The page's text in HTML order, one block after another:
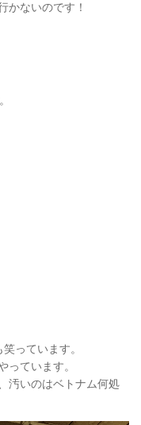
かないのです！
っています。
っています。
汚いのはベトナム何処